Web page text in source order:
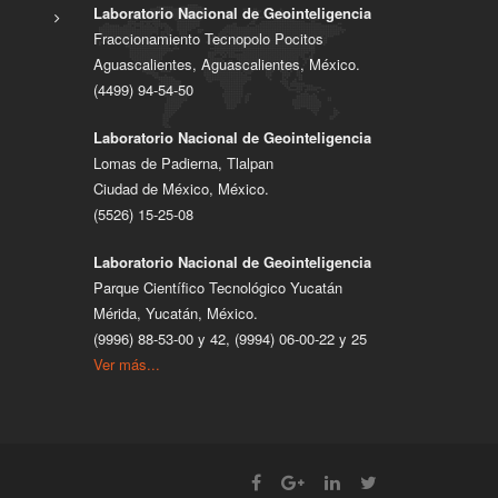
Laboratorio Nacional de Geointeligencia
Fraccionamiento Tecnopolo Pocitos
Aguascalientes, Aguascalientes, México.
(4499) 94-54-50
Laboratorio Nacional de Geointeligencia
Lomas de Padierna, Tlalpan
Ciudad de México, México.
(5526) 15-25-08
Laboratorio Nacional de Geointeligencia
Parque Científico Tecnológico Yucatán
Mérida, Yucatán, México.
(9996) 88-53-00 y 42, (9994) 06-00-22 y 25
Ver más...